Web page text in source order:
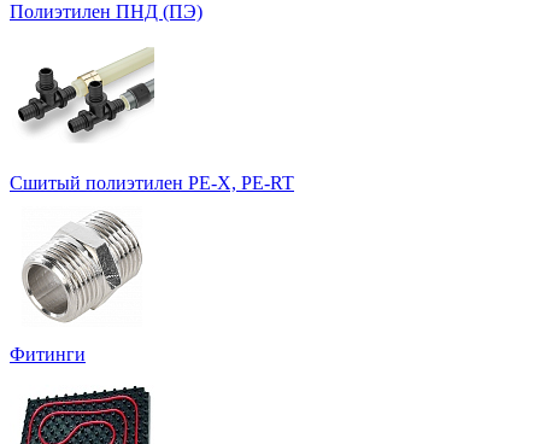
Полиэтилен ПНД (ПЭ)
Сшитый полиэтилен PE-X, PE-RT
Фитинги